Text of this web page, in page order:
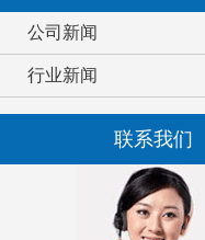
公司新闻
行业新闻
联系我们